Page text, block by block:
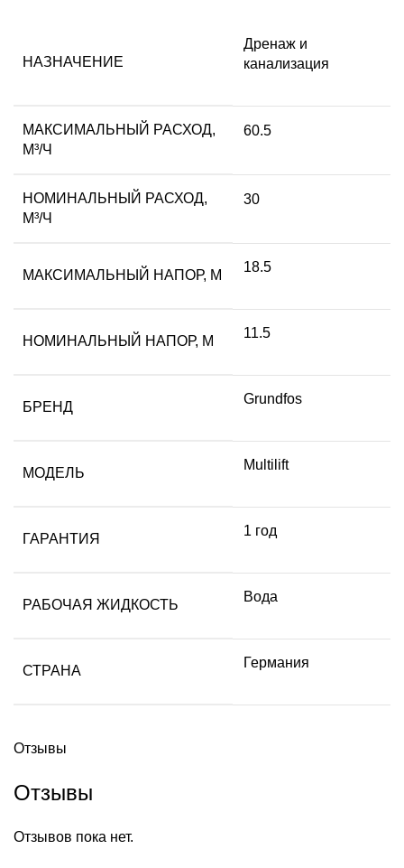
НАЗНАЧЕНИЕ
Дренаж и
канализация
МАКСИМАЛЬНЫЙ РАСХОД,
М³/Ч
60.5
НОМИНАЛЬНЫЙ РАСХОД,
М³/Ч
30
МАКСИМАЛЬНЫЙ НАПОР, М
18.5
НОМИНАЛЬНЫЙ НАПОР, М
11.5
БРЕНД
Grundfos
МОДЕЛЬ
Multilift
ГАРАНТИЯ
1 год
РАБОЧАЯ ЖИДКОСТЬ
Вода
СТРАНА
Германия
Отзывы
Отзывы
Отзывов пока нет.